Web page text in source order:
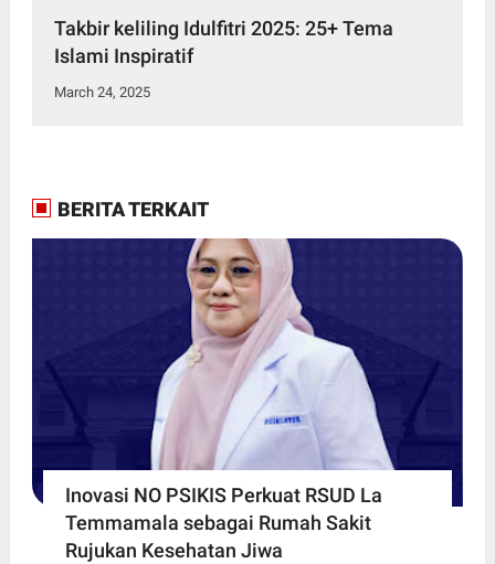
Takbir keliling Idulfitri 2025: 25+ Tema
Islami Inspiratif
March 24, 2025
BERITA TERKAIT
Inovasi NO PSIKIS Perkuat RSUD La
Temmamala sebagai Rumah Sakit
Rujukan Kesehatan Jiwa